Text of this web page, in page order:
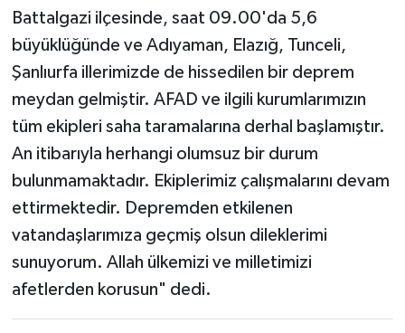
Battalgazi ilçesinde, saat 09.00'da 5,6
büyüklüğünde ve Adıyaman, Elazığ, Tunceli,
Şanlıurfa illerimizde de hissedilen bir deprem
meydan gelmiştir. AFAD ve ilgili kurumlarımızın
tüm ekipleri saha taramalarına derhal başlamıştır.
An itibarıyla herhangi olumsuz bir durum
bulunmamaktadır. Ekiplerimiz çalışmalarını devam
ettirmektedir. Depremden etkilenen
vatandaşlarımıza geçmiş olsun dileklerimi
sunuyorum. Allah ülkemizi ve milletimizi
afetlerden korusun" dedi.